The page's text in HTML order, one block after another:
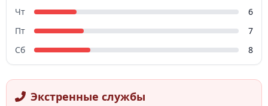
Чт
6
Пт
7
Сб
8
Экстренные службы